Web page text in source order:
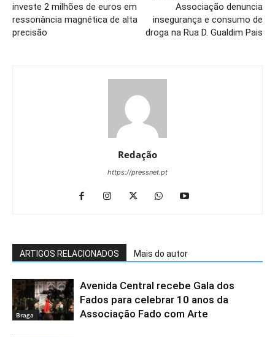
investe 2 milhões de euros em
ressonância magnética de alta
precisão
Associação denuncia
insegurança e consumo de
droga na Rua D. Gualdim Pais
Redação
https://pressnet.pt
ARTIGOS RELACIONADOS Mais do autor
Braga
Avenida Central recebe Gala dos
Fados para celebrar 10 anos da
Associação Fado com Arte